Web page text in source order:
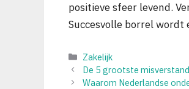
positieve sfeer levend.
Succesvolle borrel
Categorieën
Zakelijk
De 5 grootste
Waarom Nederlandse